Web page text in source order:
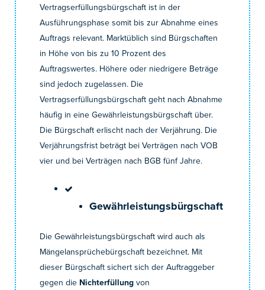
Vertragserfüllungsbürgschaft ist in der
Ausführungsphase somit bis zur Abnahme eines
Auftrags relevant. Marktüblich sind Bürgschaften
in Höhe von bis zu 10 Prozent des
Auftragswertes. Höhere oder niedrigere Beträge
sind jedoch zugelassen. Die
Vertragserfüllungsbürgschaft geht nach Abnahme
häufig in eine Gewährleistungsbürgschaft über.
Die Bürgschaft erlischt nach der Verjährung. Die
Verjährungsfrist beträgt bei Verträgen nach VOB
vier und bei Verträgen nach BGB fünf Jahre.
Gewährleistungsbürgschaft
Die Gewährleistungsbürgschaft wird auch als
Mängelansprüchebürgschaft bezeichnet. Mit
dieser Bürgschaft sichert sich der Auftraggeber
gegen die Nichterfüllung von